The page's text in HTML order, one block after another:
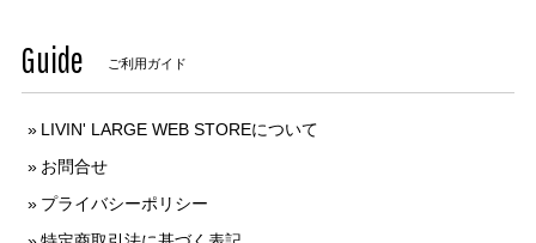
Guide ご利用ガイド
LIVIN' LARGE WEB STOREについて
お問合せ
プライバシーポリシー